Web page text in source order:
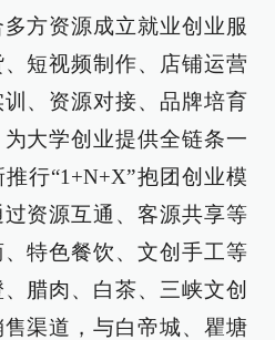
方资源成立就业创业服
短视频制作、店铺运营
、资源对接、品牌培育
大学创业提供全链条一
行“1+N+X”抱团创业模
资源互通、客源共享等
特色餐饮、文创手工等
腊肉、白茶、三峡文创
渠道，与白帝城、瞿塘